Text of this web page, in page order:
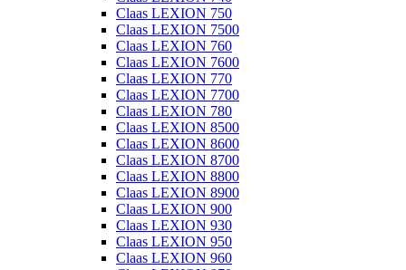
Claas LEXION 750
Claas LEXION 7500
Claas LEXION 760
Claas LEXION 7600
Claas LEXION 770
Claas LEXION 7700
Claas LEXION 780
Claas LEXION 8500
Claas LEXION 8600
Claas LEXION 8700
Claas LEXION 8800
Claas LEXION 8900
Claas LEXION 900
Claas LEXION 930
Claas LEXION 950
Claas LEXION 960